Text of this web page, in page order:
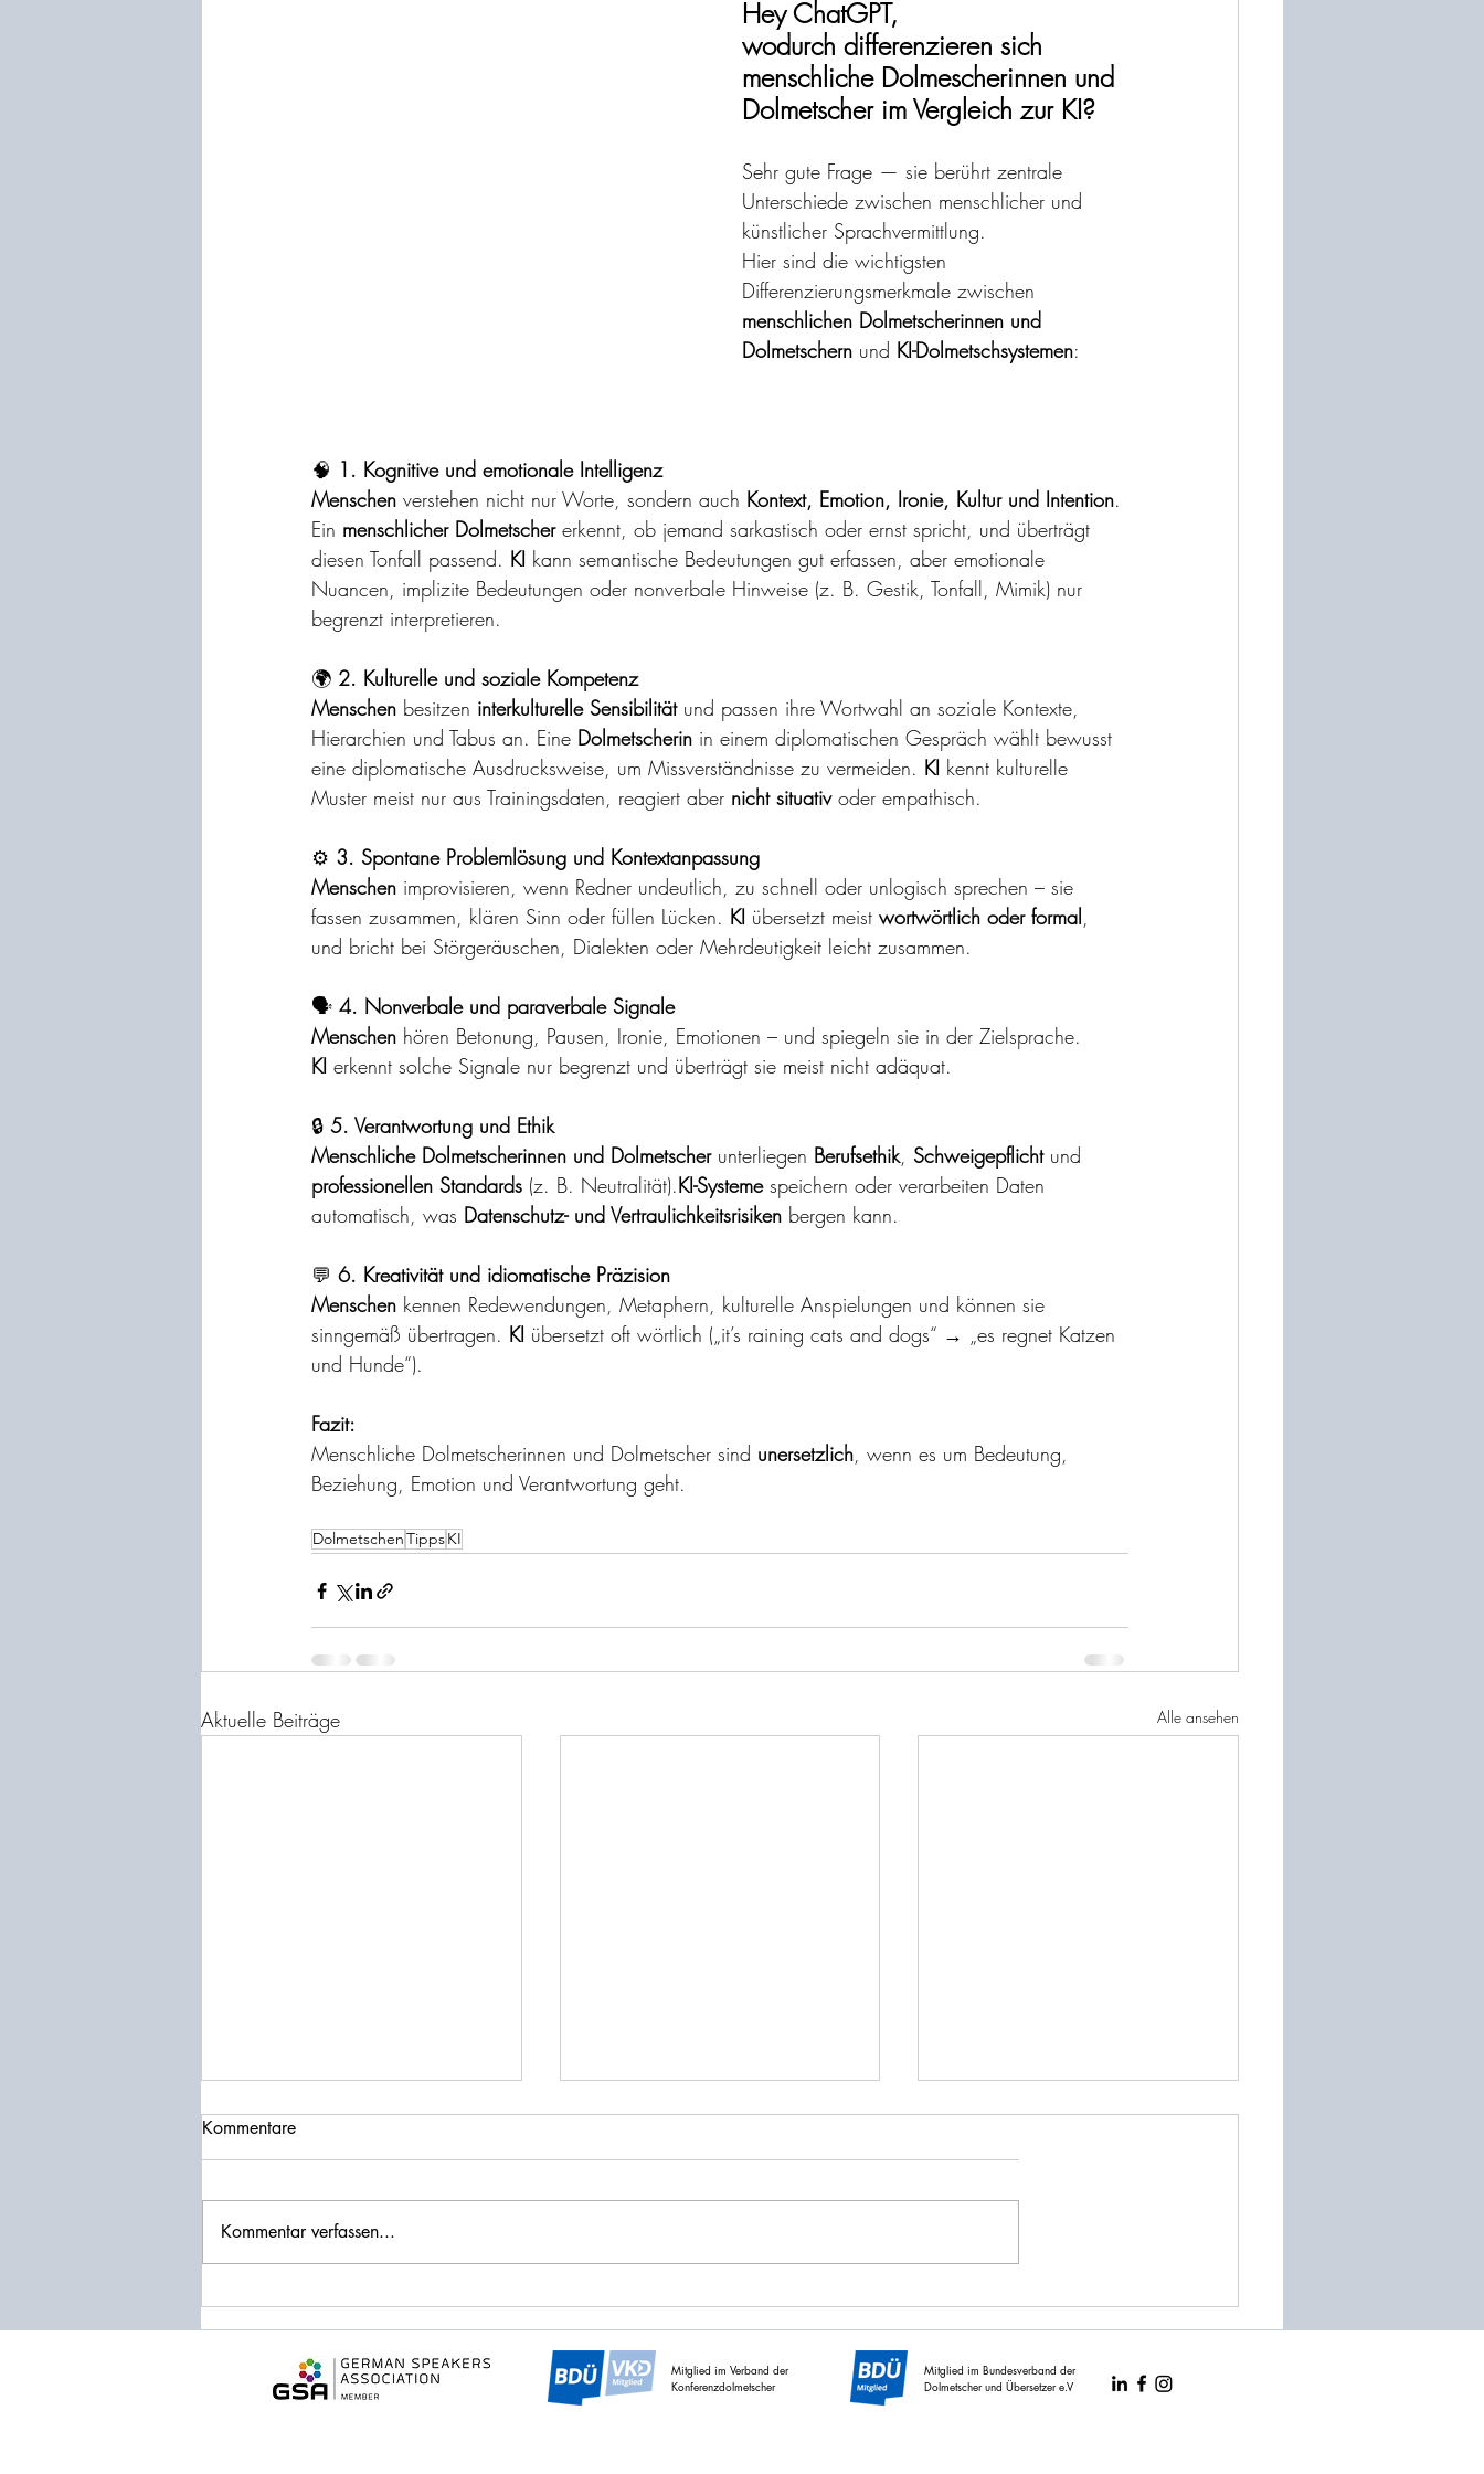
Hey ChatGPT,
wodurch differenzieren sich
menschliche Dolmescherinnen und
Dolmetscher im Vergleich zur KI?
Sehr gute Frage — sie berührt zentrale
Unterschiede zwischen menschlicher und
künstlicher Sprachvermittlung.
Hier sind die wichtigsten
Differenzierungsmerkmale zwischen
menschlichen Dolmetscherinnen und
Dolmetschern und KI-Dolmetschsystemen:
🧠 1. Kognitive und emotionale Intelligenz
Menschen verstehen nicht nur Worte, sondern auch Kontext, Emotion, Ironie, Kultur und Intention.
Ein menschlicher Dolmetscher erkennt, ob jemand sarkastisch oder ernst spricht, und überträgt
diesen Tonfall passend. KI kann semantische Bedeutungen gut erfassen, aber emotionale
Nuancen, implizite Bedeutungen oder nonverbale Hinweise (z. B. Gestik, Tonfall, Mimik) nur
begrenzt interpretieren.
🌍 2. Kulturelle und soziale Kompetenz
Menschen besitzen interkulturelle Sensibilität und passen ihre Wortwahl an soziale Kontexte,
Hierarchien und Tabus an. Eine Dolmetscherin in einem diplomatischen Gespräch wählt bewusst
eine diplomatische Ausdrucksweise, um Missverständnisse zu vermeiden. KI kennt kulturelle
Muster meist nur aus Trainingsdaten, reagiert aber nicht situativ oder empathisch.
⚙️ 3. Spontane Problemlösung und Kontextanpassung
Menschen improvisieren, wenn Redner undeutlich, zu schnell oder unlogisch sprechen – sie
fassen zusammen, klären Sinn oder füllen Lücken. KI übersetzt meist wortwörtlich oder formal,
und bricht bei Störgeräuschen, Dialekten oder Mehrdeutigkeit leicht zusammen.
🗣️ 4. Nonverbale und paraverbale Signale
Menschen hören Betonung, Pausen, Ironie, Emotionen – und spiegeln sie in der Zielsprache.
KI erkennt solche Signale nur begrenzt und überträgt sie meist nicht adäquat.
🔒 5. Verantwortung und Ethik
Menschliche Dolmetscherinnen und Dolmetscher unterliegen Berufsethik, Schweigepflicht und
professionellen Standards (z. B. Neutralität).KI-Systeme speichern oder verarbeiten Daten
automatisch, was Datenschutz- und Vertraulichkeitsrisiken bergen kann.
💬 6. Kreativität und idiomatische Präzision
Menschen kennen Redewendungen, Metaphern, kulturelle Anspielungen und können sie
sinngemäß übertragen. KI übersetzt oft wörtlich („it’s raining cats and dogs“ → „es regnet Katzen
und Hunde“).
Fazit:
Menschliche Dolmetscherinnen und Dolmetscher sind unersetzlich, wenn es um Bedeutung,
Beziehung, Emotion und Verantwortung geht.
DolmetschenTippsKI
Aktuelle Beiträge Alle ansehen
Die Bretter, die die Welt
bedeuten
Kommentare
Kommentar verfassen...
Mitglied im Verband der
Konferenzdolmetscher
Mitglied im Bundesverband der
Dolmetscher und Übersetzer e.V